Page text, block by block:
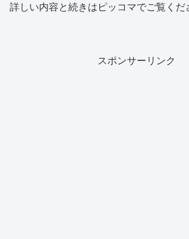
詳しい内容と続きはピッコマでご覧くだ
スポンサーリンク